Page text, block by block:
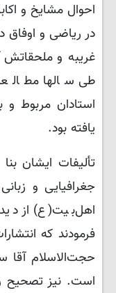
احوال مشایخ و
در ریاضی و اوفاق
غریبه و
طی سالها
استادان مربوط
یافته بود.
تألیفات ایشان
جغرافیایی و
اهل‌بیت(ع) از
فرمودند که
حجت‌الاسلام آقا
است. نیز تصحیح